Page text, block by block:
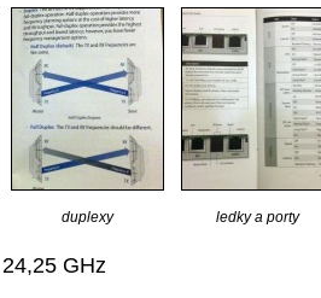
duplexy ledky a porty
GHz